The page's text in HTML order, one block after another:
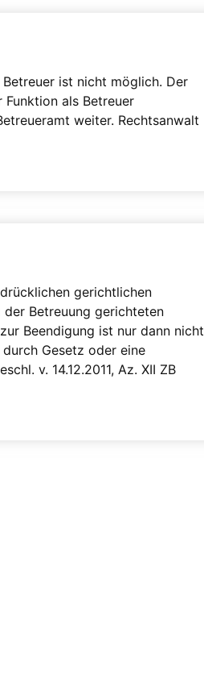
ist nicht möglich. Der
als Betreuer
weiter. Rechtsanwalt
gerichtlichen
Betreuung gerichteten
Beendigung ist nur dann nicht
Gesetz oder eine
v. 14.12.2011, Az. XII ZB